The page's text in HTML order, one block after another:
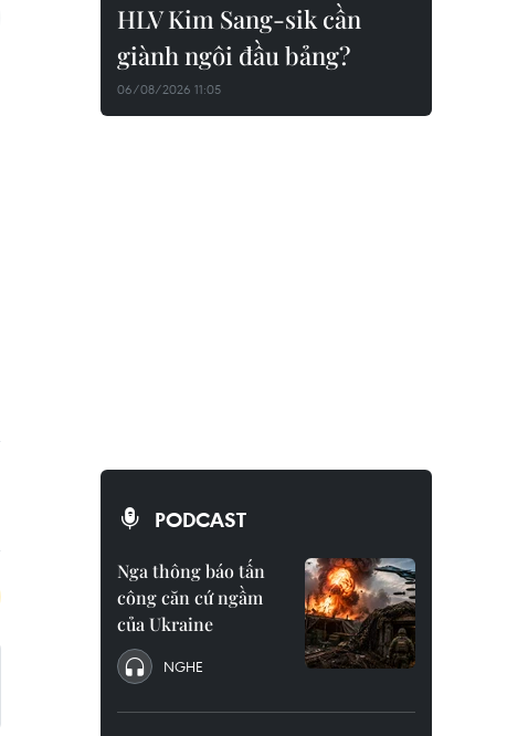
HLV Kim Sang-sik cần
giành ngôi đầu bảng?
06/08/2026 11:05
PODCAST
Nga thông báo tấn
công căn cứ ngầm
của Ukraine
NGHE